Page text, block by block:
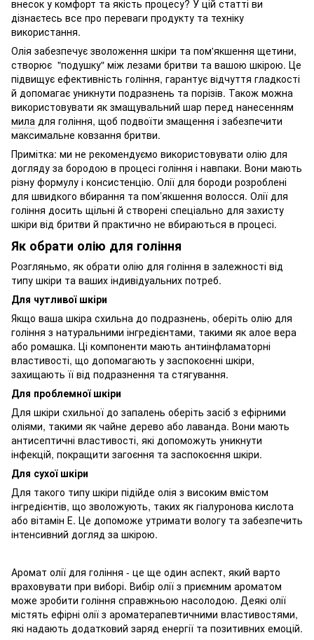
внесок у комфорт та якість процесу? У цій статті ви
дізнаєтесь все про переваги продукту та техніку
використання.
Олія забезпечує зволоження шкіри та пом'якшення щетини,
створює "подушку" між лезами бритви та вашою шкірою. Це
підвищує ефективність гоління, гарантує відчуття гладкості
й допомагає уникнути подразнень та порізів. Також можна
використовувати як змащувальний шар перед нанесенням
мила для гоління, щоб подвоїти змащення і забезпечити
максимальне ковзання бритви.
Примітка: ми не рекомендуємо використовувати олію для
догляду за бородою в процесі гоління і навпаки. Вони мають
різну формулу і консистенцію. Олії для бороди розроблені
для швидкого вбирання та пом’якшення волосся. Олії для
гоління досить щільні й створені спеціально для захисту
шкіри від бритви й практично не вбираються в процесі.
Як обрати олію для гоління
Розгляньмо, як обрати олію для гоління в залежності від
типу шкіри та ваших індивідуальних потреб.
Для чутливої шкіри
Якщо ваша шкіра схильна до подразнень, оберіть олію для
гоління з натуральними інгредієнтами, такими як алое вера
або ромашка. Ці компоненти мають антиінфламаторні
властивості, що допомагають у заспокоєнні шкіри,
захищають її від подразнення та стягування.
Для проблемної шкіри
Для шкіри схильної до запалень оберіть засіб з ефірними
оліями, такими як чайне дерево або лаванда. Вони мають
антисептичні властивості, які допоможуть уникнути
інфекцій, покращити загоєння та заспокоєння шкіри.
Для сухої шкіри
Для такого типу шкіри підійде олія з високим вмістом
інгредієнтів, що зволожують, таких як гіалуронова кислота
або вітамін Е. Це допоможе утримати вологу та забезпечить
інтенсивний догляд за шкірою.
Аромат олії для гоління - це ще один аспект, який варто
враховувати при виборі. Вибір олії з приємним ароматом
може зробити гоління справжньою насолодою. Деякі олії
містять ефірні олії з ароматерапевтичними властивостями,
які надають додатковий заряд енергії та позитивних емоцій.